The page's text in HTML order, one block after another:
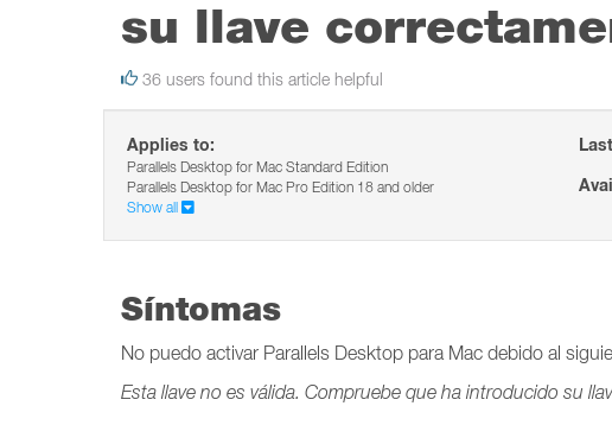
su llave
36 users found this article helpful
Applies to:
Parallels Desktop for Mac Standard Edition
Parallels Desktop for Mac Pro Edition 18 and older
Show all
Síntomas
No puedo activar Parallels Desktop para Mac debido al
Esta llave no es válida. Compruebe que ha introducido su